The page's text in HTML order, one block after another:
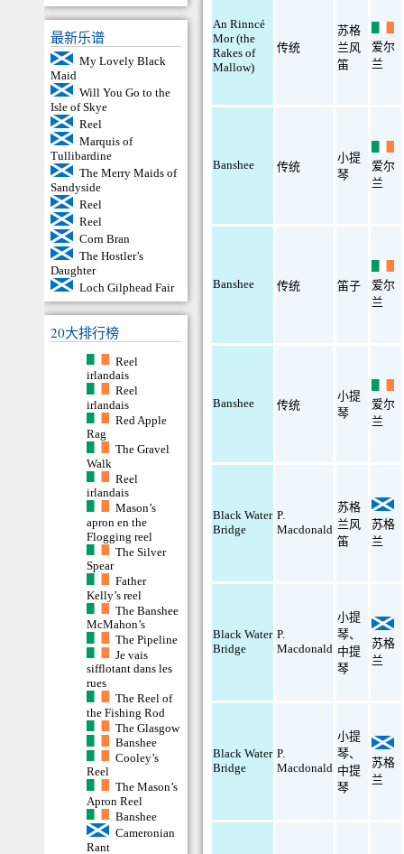
最新乐谱
My Lovely Black
Maid
Will You Go to the
Isle of Skye
Reel
Marquis of
Tullibardine
The Merry Maids of
Sandyside
Reel
Reel
Corn Bran
The Hostler’s
Daughter
Loch Gilphead Fair
20大排行榜
Reel
irlandais
Reel
irlandais
Red Apple
Rag
The Gravel
Walk
Reel
irlandais
Mason’s
apron en the
Flogging reel
The Silver
Spear
Father
Kelly’s reel
The Banshee
McMahon’s
The Pipeline
Je vais
sifflotant dans les
rues
The Reel of
the Fishing Rod
The Glasgow
Banshee
Cooley’s
Reel
The Mason’s
Apron Reel
Banshee
Cameronian
Rant
An Rinncé
Mor (the
Rakes of
Mallow)
传统
苏格
兰风
笛
爱尔
兰
Banshee 传统
小提
琴
爱尔
兰
Banshee 传统 笛子
爱尔
兰
Banshee 传统
小提
琴
爱尔
兰
Black Water
Bridge
P.
Macdonald
苏格
兰风
笛
苏格
兰
Black Water
Bridge
P.
Macdonald
小提
琴、
中提
琴
苏格
兰
Black Water
Bridge
P.
Macdonald
小提
琴、
中提
琴
苏格
兰